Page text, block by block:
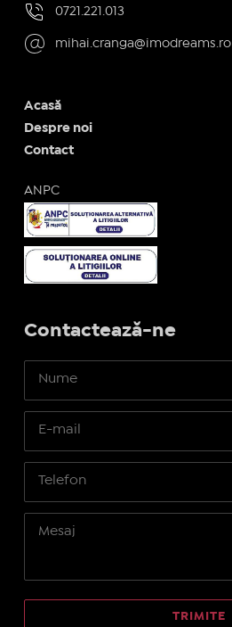
0721.221.013
mihai.cranga@imodreams.ro
Acasă
Despre noi
Contact
ANPC
Contactează-ne